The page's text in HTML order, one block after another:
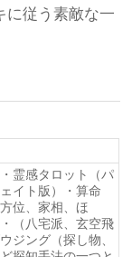
に従う素敵な一
霊感タロット（パ
イト版）・算命
位、家相、ほ
（八宅派、玄空飛
ジング（探し物、